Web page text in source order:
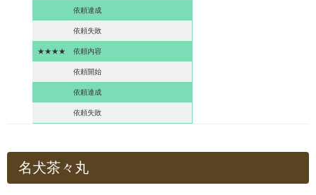
依頼達成
依頼失敗
★★★★ 依頼内容
依頼開始
依頼達成
依頼失敗
名犬茶々丸